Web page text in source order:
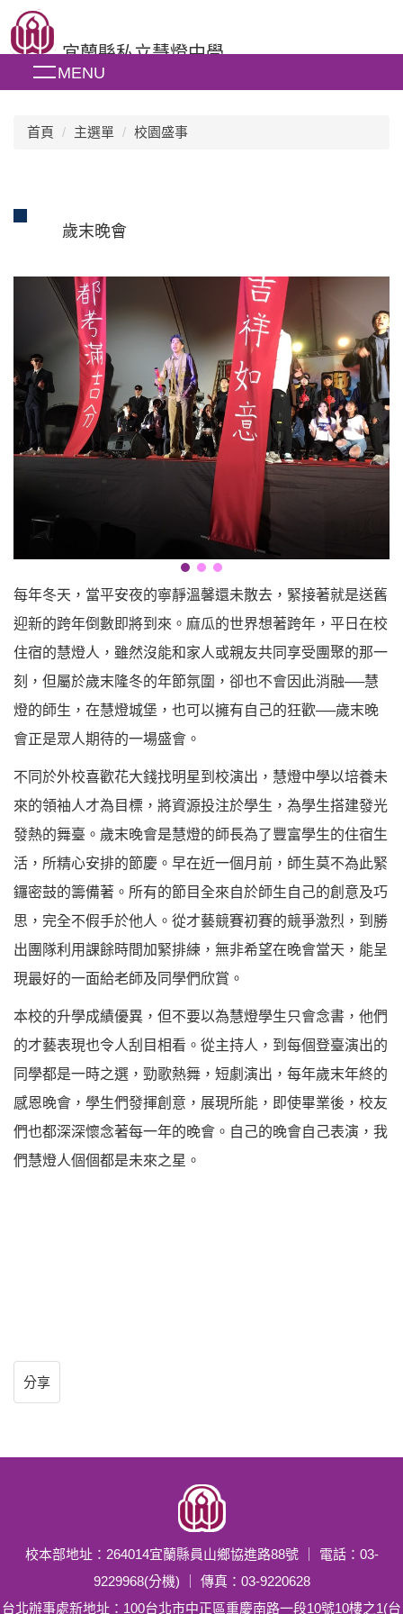
跳
到
主
內
宜蘭縣私立慧燈中學
MENU
首頁 主選單 校園盛事
歲末晚會
每年冬天，當平安夜的寧靜溫馨還未散去，緊接著就是送舊
迎新的跨年倒數即將到來。麻瓜的世界想著跨年，平日在校
住宿的慧燈人，雖然沒能和家人或親友共同享受團聚的那一
刻，但屬於歲末隆冬的年節氛圍，卻也不會因此消融──慧
燈的師生，在慧燈城堡，也可以擁有自己的狂歡──歲末晚
會正是眾人期待的一場盛會。
不同於外校喜歡花大錢找明星到校演出，慧燈中學以培養未
來的領袖人才為目標，將資源投注於學生，為學生搭建發光
發熱的舞臺。歲末晚會是慧燈的師長為了豐富學生的住宿生
活，所精心安排的節慶。早在近一個月前，師生莫不為此緊
鑼密鼓的籌備著。所有的節目全來自於師生自己的創意及巧
思，完全不假手於他人。從才藝競賽初賽的競爭激烈，到勝
出團隊利用課餘時間加緊排練，無非希望在晚會當天，能呈
現最好的一面給老師及同學們欣賞。
本校的升學成績優異，但不要以為慧燈學生只會念書，他們
的才藝表現也令人刮目相看。從主持人，到每個登臺演出的
同學都是一時之選，勁歌熱舞，短劇演出，每年歲末年終的
感恩晚會，學生們發揮創意，展現所能，即使畢業後，校友
們也都深深懷念著每一年的晚會。自己的晚會自己表演，我
們慧燈人個個都是未來之星。
分享
校本部地址：264014宜蘭縣員山鄉協進路88號 ｜ 電話：03-
9229968(分機) ｜ 傳真：03-9220628
台北辦事處新地址：100台北市中正區重慶南路一段10號10樓之1(台